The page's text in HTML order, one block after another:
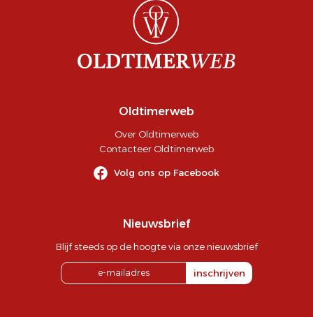
Oldtimerweb
Over Oldtimerweb
Contacteer Oldtimerweb
Volg ons op Facebook
Nieuwsbrief
Blijf steeds op de hoogte via onze nieuwsbrief
inschrijven